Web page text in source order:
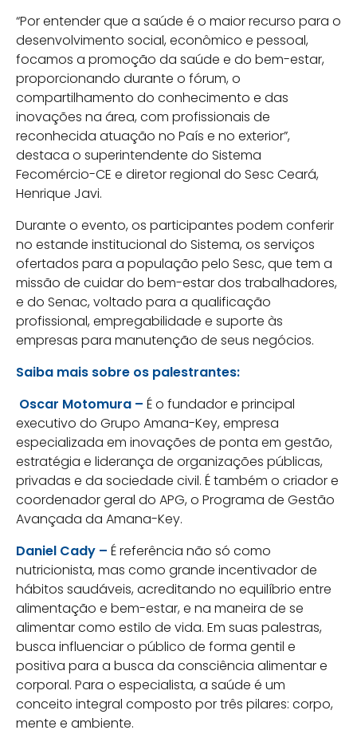
“Por entender que a saúde é o maior recurso para o
desenvolvimento social, econômico e pessoal,
focamos a promoção da saúde e do bem-estar,
proporcionando durante o fórum, o
compartilhamento do conhecimento e das
inovações na área, com profissionais de
reconhecida atuação no País e no exterior”,
destaca o superintendente do Sistema
Fecomércio-CE e diretor regional do Sesc Ceará,
Henrique Javi.
Durante o evento, os participantes podem conferir
no estande institucional do Sistema, os serviços
ofertados para a população pelo Sesc, que tem a
missão de cuidar do bem-estar dos trabalhadores,
e do Senac, voltado para a qualificação
profissional, empregabilidade e suporte às
empresas para manutenção de seus negócios.
Saiba mais sobre os palestrantes:
Oscar Motomura – É o fundador e principal
executivo do Grupo Amana-Key, empresa
especializada em inovações de ponta em gestão,
estratégia e liderança de organizações públicas,
privadas e da sociedade civil. É também o criador e
coordenador geral do APG, o Programa de Gestão
Avançada da Amana-Key.
Daniel Cady – É referência não só como
nutricionista, mas como grande incentivador de
hábitos saudáveis, acreditando no equilíbrio entre
alimentação e bem-estar, e na maneira de se
alimentar como estilo de vida. Em suas palestras,
busca influenciar o público de forma gentil e
positiva para a busca da consciência alimentar e
corporal. Para o especialista, a saúde é um
conceito integral composto por três pilares: corpo,
mente e ambiente.